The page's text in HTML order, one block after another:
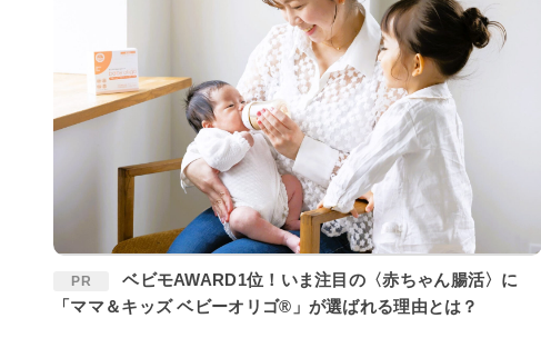
PR
ベビモAWARD1位！いま注目の〈赤ちゃん腸活〉に
「ママ＆キッズ ベビーオリゴ®」が選ばれる理由とは？